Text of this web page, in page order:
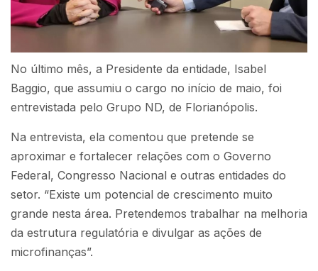
No último mês, a Presidente da entidade, Isabel
Baggio, que assumiu o cargo no início de maio, foi
entrevistada pelo Grupo ND, de Florianópolis.
Na entrevista, ela comentou que pretende se
aproximar e fortalecer relações com o Governo
Federal, Congresso Nacional e outras entidades do
setor. “Existe um potencial de crescimento muito
grande nesta área. Pretendemos trabalhar na melhoria
da estrutura regulatória e divulgar as ações de
microfinanças”.